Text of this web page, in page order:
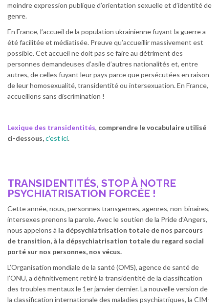
moindre expression publique d’orientation sexuelle et d’identité de
genre.
En France, l’accueil de la population ukrainienne fuyant la guerre a
été facilitée et médiatisée. Preuve qu’accueillir massivement est
possible. Cet accueil ne doit pas se faire au détriment des
personnes demandeuses d’asile d’autres nationalités et, entre
autres, de celles fuyant leur pays parce que persécutées en raison
de leur homosexualité, transidentité ou intersexuation. En France,
accueillons sans discrimination !
Lexique des transidentités, comprendre le vocabulaire utilisé
ci-dessous,c’est ici.
TRANSIDENTITÉS, STOP À NOTRE
PSYCHIATRISATION FORCÉE !
Cette année, nous, personnes transgenres, agenres, non-binaires,
intersexes prenons la parole. Avec le soutien de la Pride d’Angers,
nous appelons à la dépsychiatrisation totale de nos parcours
de transition, à la dépsychiatrisation totale du regard social
porté sur nos personnes, nos vécus.
L’Organisation mondiale de la santé (OMS), agence de santé de
l’ONU, a définitivement retiré la transidentité de la classification
des troubles mentaux le 1er janvier dernier. La nouvelle version de
la classification internationale des maladies psychiatriques, la CIM-